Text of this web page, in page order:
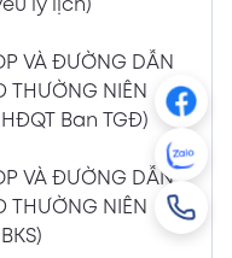
NHIỆM PTGĐ
NHIỆM PTGĐ KHỐI
Xem PDF
lý lịch)
VÀ ĐƯỜNG DẪN
THƯỜNG NIÊN
Ban TGĐ)
VÀ ĐƯỜNG DẪN
THƯỜNG NIÊN